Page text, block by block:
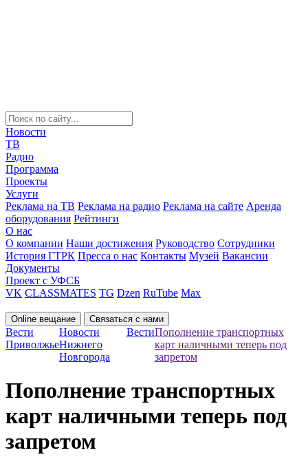
Новости
ТВ
Радио
Программа
Проекты
Услуги
Реклама на ТВ Реклама на радио Реклама на сайте Аренда
оборудования Рейтинги
О нас
О компании Наши достижения Руководство Сотрудники
История ГТРК Пресса о нас Контакты Музей Вакансии
Документы
Проект с УФСБ
VK CLASSMATES TG Dzen RuTube Max
Online вещание Связаться с нами
Вести
Приволжье
Новости
Нижнего
Новгорода
ВестиПополнение транспортных
карт наличными теперь под
запретом
Пополнение транспортных
карт наличными теперь под
запретом